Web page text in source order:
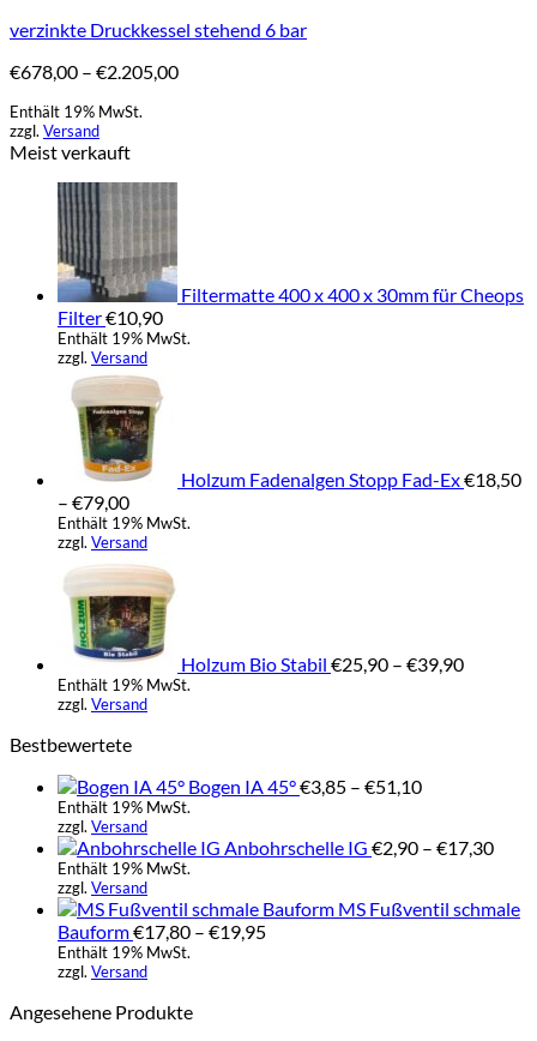
verzinkte Druckkessel stehend 6 bar
€678,00 – €2.205,00Preisspanne:
Enthält 19% MwSt.
zzgl. Versand
Meist verkauft
Filtermatte 400 x 400 x 30mm für Cheops
Filter€10,90
Enthält 19% MwSt.
zzgl. Versand
Holzum Fadenalgen Stopp Fad-Ex€18,50
– €79,00Preisspanne:
€18,50
bis
€79,00
Enthält 19% MwSt.
zzgl. Versand
Holzum Bio Stabil €25,90 – €39,90
Enthält 19% MwSt.
zzgl. Versand
Bestbewertete
Bogen IA 45°€3,85 – €51,10Preisspanne:
€51,10
Enthält 19% MwSt.
zzgl. Versand
Anbohrschelle IG €2,90 – €17,30
Enthält 19% MwSt.
zzgl. Versand
MS Fußventil schmale
Bauform€17,80 – €19,95Preisspanne:
Enthält 19% MwSt.
zzgl. Versand
Angesehene Produkte